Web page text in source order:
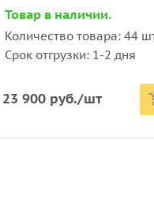
30 900руб./шт
Товар в наличии.
Количество товара: 44
Срок отгрузки: 1-2 дня
23 900 руб./шт